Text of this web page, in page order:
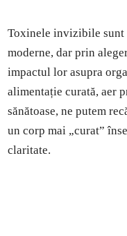
Toxinele invizibile
moderne, dar prin
impactul lor asupra
alimentație curată, aer
sănătoase, ne putem
un corp mai „curat”
claritate.